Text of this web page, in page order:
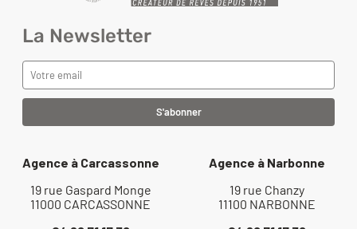
La Newsletter
Agence à Carcassonne
19 rue Gaspard Monge
11000 CARCASSONNE
Agence à Narbonne
19 rue Chanzy
11100 NARBONNE